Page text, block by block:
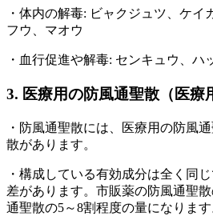
・体内の解毒: ビャクジュツ、ケイ
フウ、マオウ
・ 血行促進や解毒: センキュウ、ハ
3. 医療用の防風通聖散（医療
・防風通聖散には、 医療用の防風
散があります。
・構成している有効成分は全く同じ
差があります。市販薬の防風通聖
通聖散の5～8割程度の量になります